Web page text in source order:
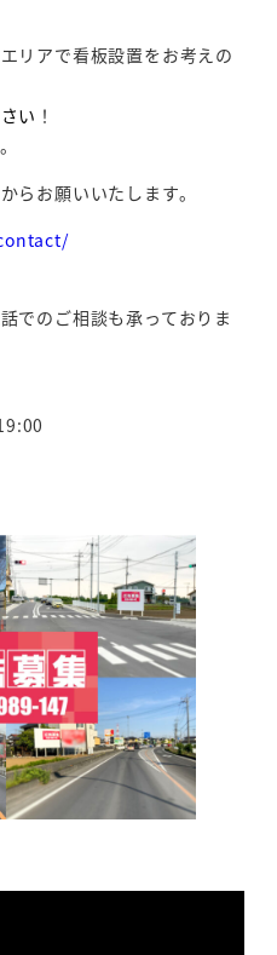
リアで看板設置をお考えの
い ！
らお願いいたします。
でのご相談も承っておりま